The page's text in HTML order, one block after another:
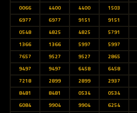
0066
4400 4400 1503
6977
6977 9151 9151
0548
4825 4825 5791
1366
1366 5997 5997
7657
9527 9527 2865
9497
9497 6458 6458
7218
2899 2899 2937
8481
8481 0534 0534
6084
9904 9904 6254